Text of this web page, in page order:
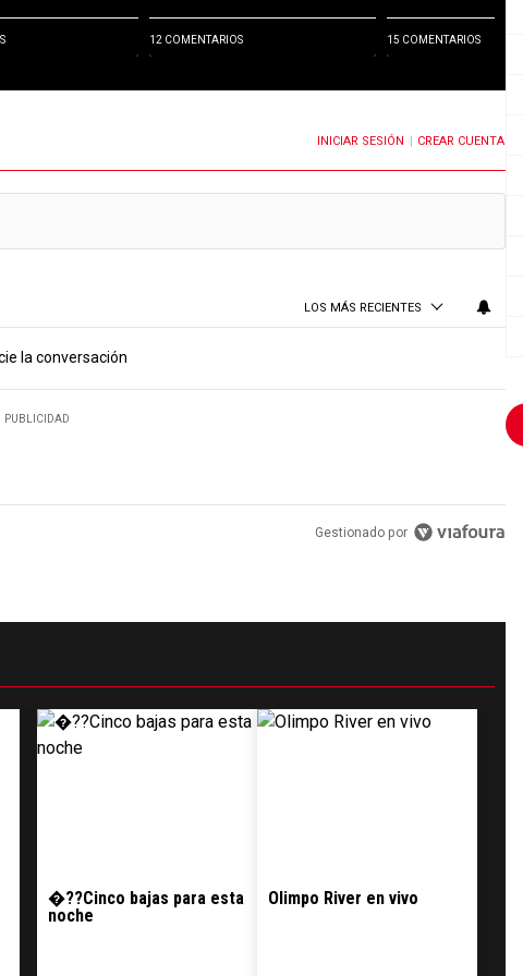
12 COMENTARIOS 15 COMENTARIOS
CUANDO SE PUBLIQUEN NUEVOS COMENTARIOSINICIAR SESIÓN CREAR CUENTA
LOS MÁS RECIENTES
la conversación
PUBLICIDAD
Gestionado por
�??Cinco bajas para esta
noche
Olimpo River en vivo